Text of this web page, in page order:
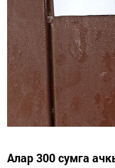
Алар 300 сумга